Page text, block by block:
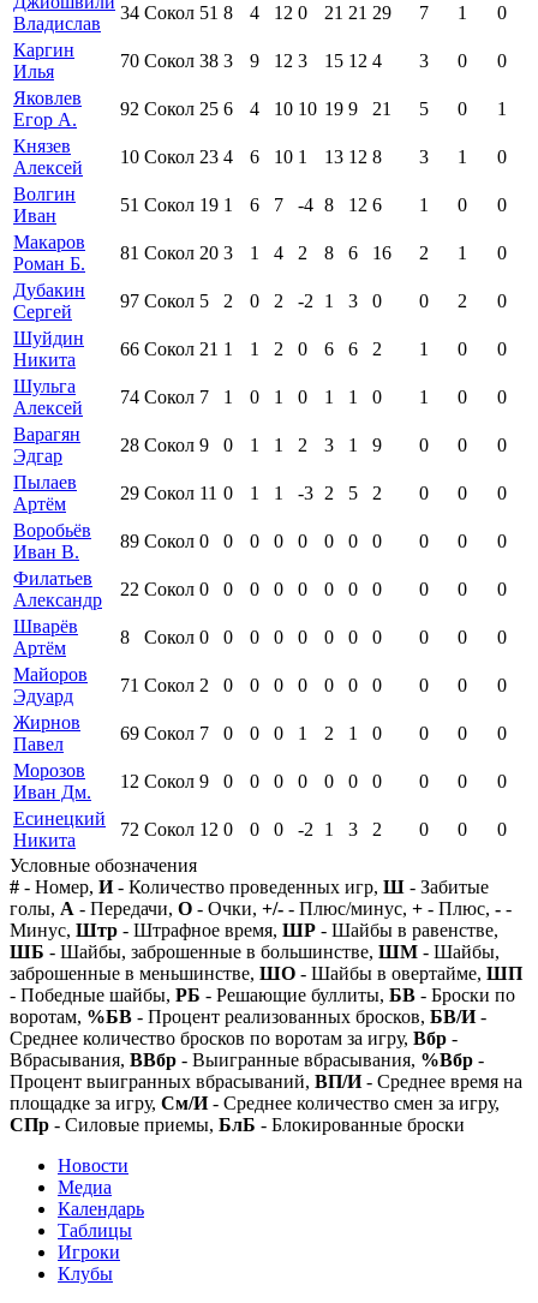
Владислав
34 Сокол 51 8 4 12 0 21 21 29 7 1
0
Каргин
Илья
70 Сокол 38 3 9 12 3 15 12 4 3 0
0
Яковлев
Егор А.
92 Сокол 25 6 4 10 10 19 9 21 5 0
1
Князев
Алексей
10 Сокол 23 4 6 10 1 13 12 8 3 1
0
Волгин
Иван
51 Сокол 19 1 6 7 -4 8 12 6 1 0
0
Макаров
Роман Б.
81 Сокол 20 3 1 4 2 8 6 16 2 1
0
Дубакин
Сергей
97 Сокол 5 2 0 2 -2 1 3 0 0 2
0
Шуйдин
Никита
66 Сокол 21 1 1 2 0 6 6 2 1 0
0
Шульга
Алексей
74 Сокол 7 1 0 1 0 1 1 0 1 0
0
Варагян
Эдгар
28 Сокол 9 0 1 1 2 3 1 9 0 0
0
Пылаев
Артём
29 Сокол 11 0 1 1 -3 2 5 2 0 0
0
Воробьёв
Иван В.
89 Сокол 0 0 0 0 0 0 0 0 0 0
0
Филатьев
Александр
22 Сокол 0 0 0 0 0 0 0 0 0 0
0
Шварёв
Артём
8 Сокол 0 0 0 0 0 0 0 0 0 0
0
Майоров
Эдуард
71 Сокол 2 0 0 0 0 0 0 0 0 0
0
Жирнов
Павел
69 Сокол 7 0 0 0 1 2 1 0 0 0
0
Морозов
Иван Дм.
12 Сокол 9 0 0 0 0 0 0 0 0 0
0
Есинецкий
Никита
72 Сокол 12 0 0 0 -2 1 3 2 0 0
0
Условные обозначения
# - Номер, И- Количество проведенных игр, Ш - Забитые
голы, А - Передачи, О - Очки, +/- - Плюс/минус, + - Плюс, - -
Минус, Штр - Штрафное время, ШР - Шайбы в равенстве,
ШБ - Шайбы, заброшенные в большинстве, ШМ - Шайбы,
заброшенные в меньшинстве, ШО - Шайбы в овертайме, ШП
- Победные шайбы, РБ - Решающие буллиты, БВ - Броски по
воротам, %БВ - Процент реализованных бросков, БВ/И-
Среднее количество бросков по воротам за игру, Вбр -
Вбрасывания, ВВбр - Выигранные вбрасывания, %Вбр -
Процент выигранных вбрасываний, ВП/И- Среднее время на
площадке за игру, См/И- Среднее количество смен за игру,
СПр - Силовые приемы, БлБ - Блокированные броски
Новости
Медиа
Календарь
Таблицы
Игроки
Клубы